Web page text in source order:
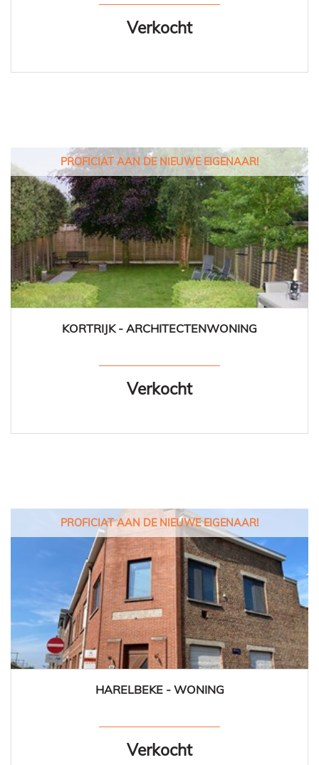
Verkocht
PROFICIAT AAN DE NIEUWE EIGENAAR!
241 m² 3 1 Ja
KORTRIJK - ARCHITECTENWONING
Verkocht
PROFICIAT AAN DE NIEUWE EIGENAAR!
157 m² 3 1
HARELBEKE - WONING
Verkocht